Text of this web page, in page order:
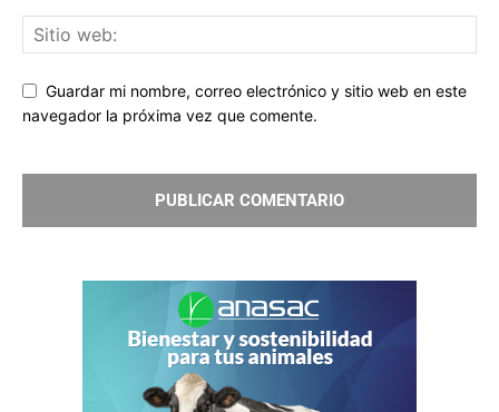
Guardar mi nombre, correo electrónico y sitio web en este
navegador la próxima vez que comente.